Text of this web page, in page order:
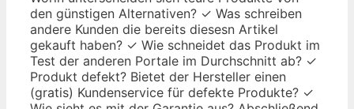
den günstigen Alternativen? ✓ Was schreiben
andere Kunden die bereits diesesn Artikel
gekauft haben? ✓ Wie schneidet das Produkt im
Test der anderen Portale im Durchschnitt ab? ✓
Produkt defekt? Bietet der Hersteller einen
(gratis) Kundenservice für defekte Produkte? ✓